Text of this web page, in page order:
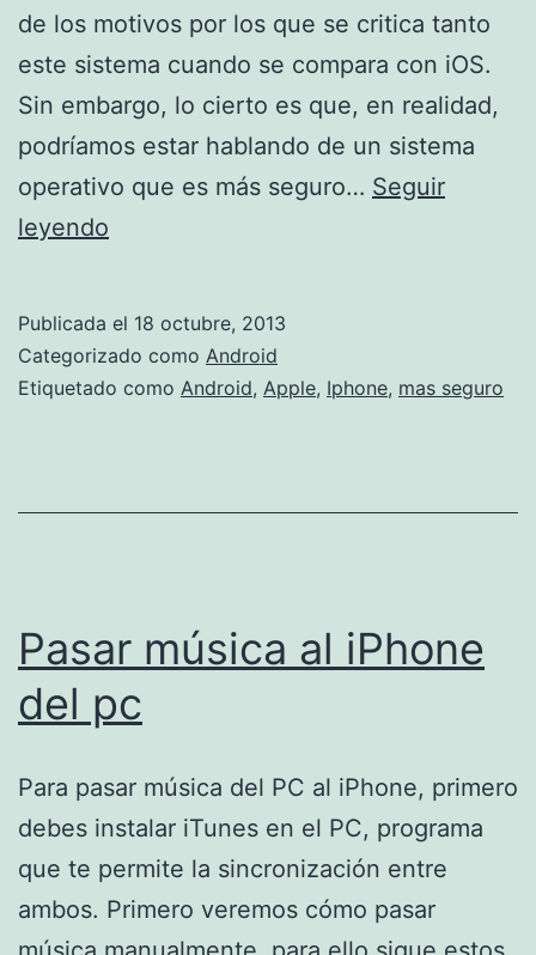
de los motivos por los que se critica tanto
este sistema cuando se compara con iOS.
Sin embargo, lo cierto es que, en realidad,
podríamos estar hablando de un sistema
operativo que es más seguro… Seguir
leyendo
seguro
que
Publicada el 18 octubre, 2013
Categorizado como Android
Etiquetado como Android, Apple, Iphone, mas seguro
Pasar música al iPhone
del pc
Para pasar música del PC al iPhone, primero
debes instalar iTunes en el PC, programa
que te permite la sincronización entre
ambos. Primero veremos cómo pasar